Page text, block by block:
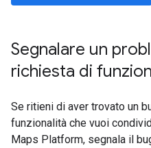
Segnalare un
richiesta di
Se ritieni di aver trovato un
funzionalità che vuoi
Maps Platform, segnala il